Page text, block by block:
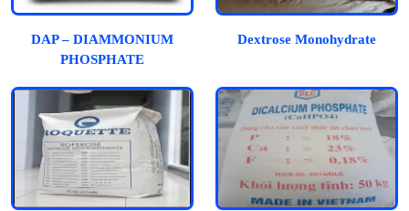
DAP – DIAMMONIUM
PHOSPHATE
Dextrose Monohydrate